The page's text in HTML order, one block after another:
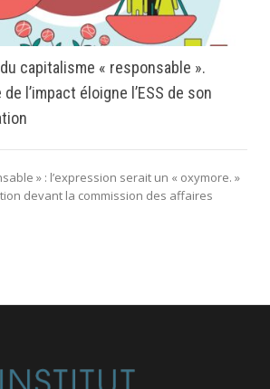
du capitalisme « responsable ».
de l’impact éloigne l’ESS de son
» : l’expression serait un « oxymore. »
devant la commission des affaires